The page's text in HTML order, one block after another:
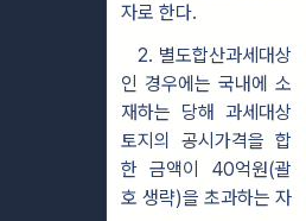
자로 한다.
2. 별도합산과세대상
인 경우에는 국내에 소
재하는 당해 과세대상
토지의 공시가격을 합
한 금액이 40억원(괄
호 생략)을 초과하는 자